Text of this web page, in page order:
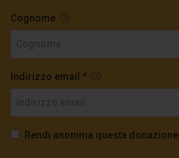
Cognome
Indirizzo email *
Rendi anonima questa donazione.